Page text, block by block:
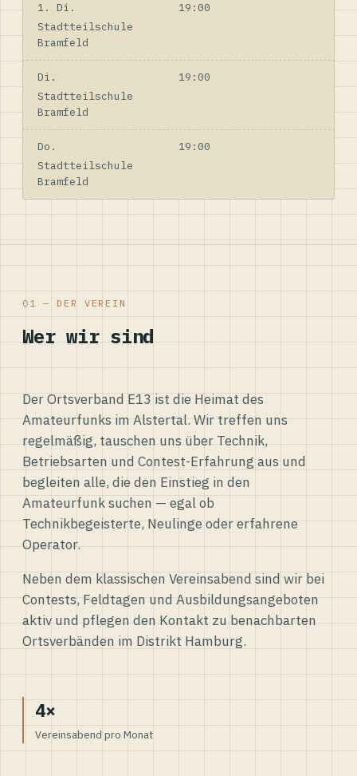
1. Di.
19:00
Stadtteilschule
Bramfeld
Di.
19:00
Stadtteilschule
Bramfeld
Do.
19:00
Stadtteilschule
Bramfeld
01 — DER VEREIN
Wer wir sind
Der Ortsverband E13 ist die Heimat des
Amateurfunks im Alstertal. Wir treffen uns
regelmäßig, tauschen uns über Technik,
Betriebsarten und Contest-Erfahrung aus und
begleiten alle, die den Einstieg in den
Amateurfunk suchen — egal ob
Technikbegeisterte, Neulinge oder erfahrene
Operator.
Neben dem klassischen Vereinsabend sind wir bei
Contests, Feldtagen und Ausbildungsangeboten
aktiv und pflegen den Kontakt zu benachbarten
Ortsverbänden im Distrikt Hamburg.
4×
Vereinsabend pro Monat